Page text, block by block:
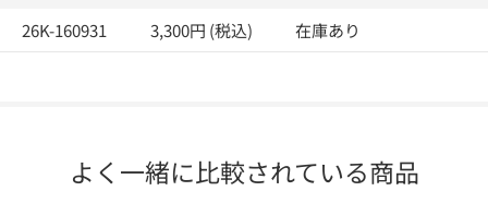
26K-160931
3,300円 (税込) 在庫あり
よく一緒に比較されている商品